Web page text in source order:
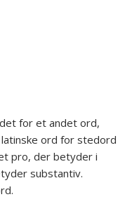
for et andet ord,
ord for stedord
pro, der betyder i
substantiv.